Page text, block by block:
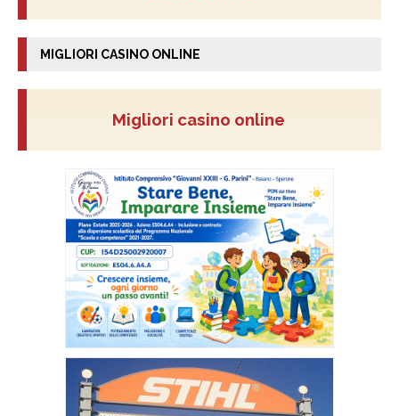
MIGLIORI CASINO ONLINE
Migliori casino online